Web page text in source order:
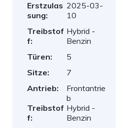
Erstzulas
sung:
2025-03-
10
Treibstof
f:
Hybrid -
Benzin
Türen:
5
Sitze:
7
Antrieb:
Frontantrie
b
Treibstof
f:
Hybrid -
Benzin